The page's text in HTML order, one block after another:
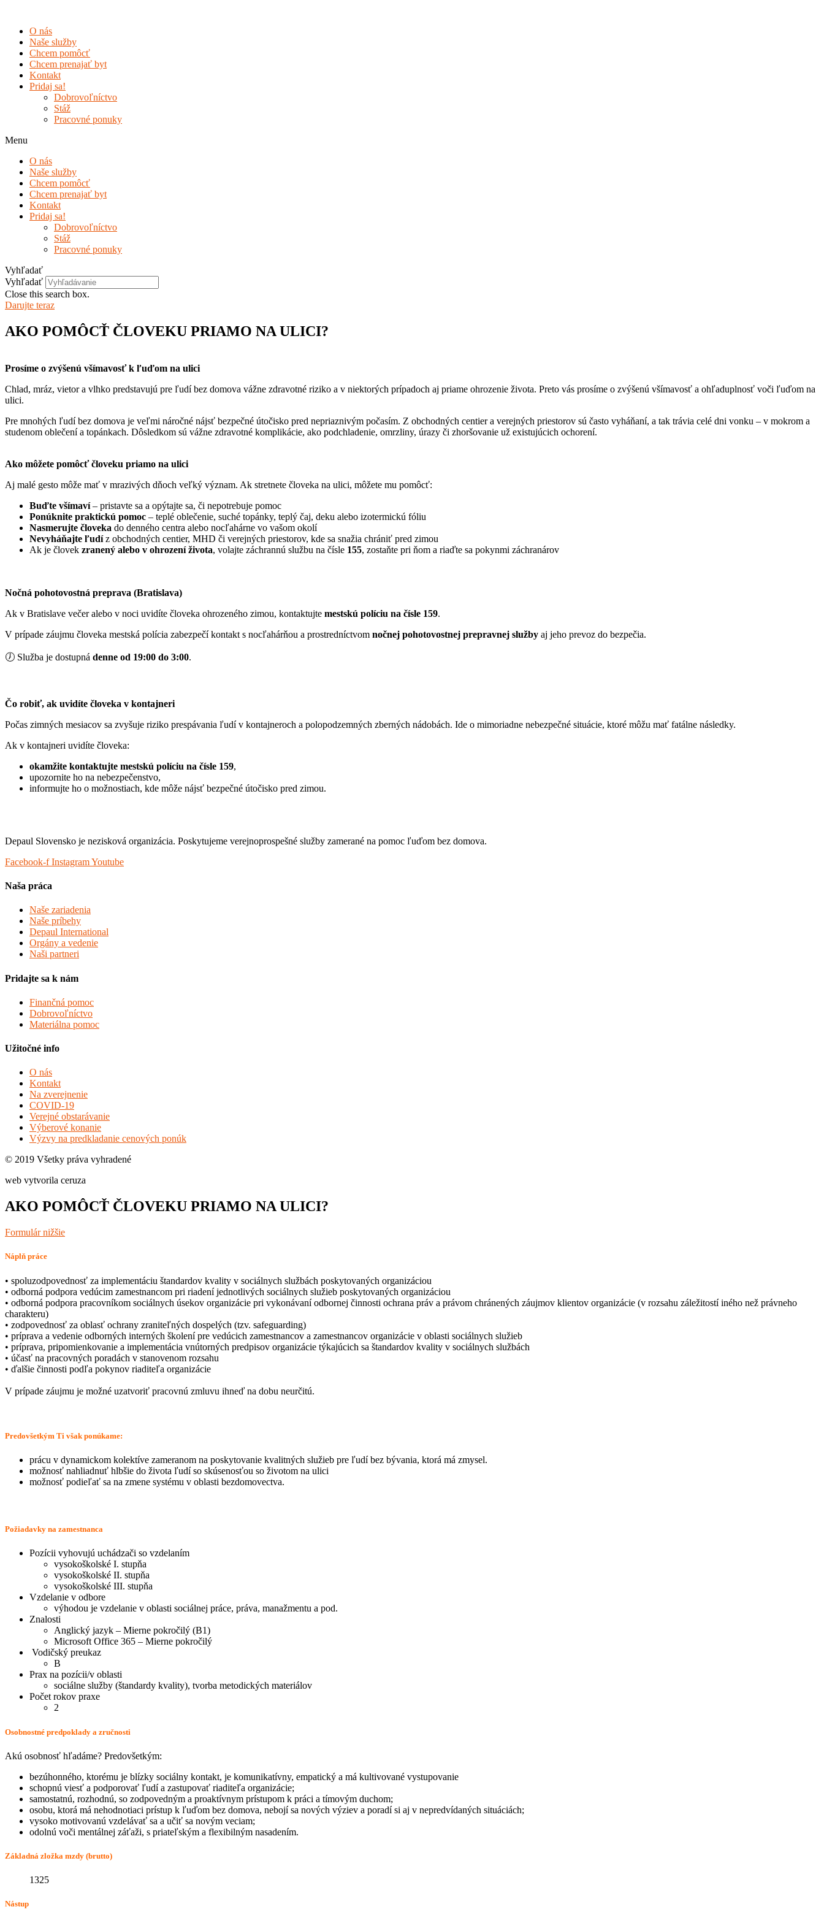
obsah
O nás
Naše služby
Chcem pomôcť
Chcem prenajať byt
Kontakt
Pridaj sa!
Dobrovoľníctvo
Stáž
Pracovné ponuky
Menu
O nás
Naše služby
Chcem pomôcť
Chcem prenajať byt
Kontakt
Pridaj sa!
Dobrovoľníctvo
Stáž
Pracovné ponuky
Vyhľadať
Vyhľadať
Close this search box.
Darujte teraz
AKO POMÔCŤ ČLOVEKU PRIAMO NA ULICI?
Prosíme o zvýšenú všímavosť k ľuďom na ulici
Chlad, mráz, vietor a vlhko predstavujú pre ľudí bez domova vážne zdravotné riziko a v niektorých prípadoch aj priame ohrozenie života. Preto vás prosíme o zvýšenú všímavosť a ohľaduplnosť voči ľuďom na
ulici.
Pre mnohých ľudí bez domova je veľmi náročné nájsť bezpečné útočisko pred nepriaznivým počasím. Z obchodných centier a verejných priestorov sú často vyháňaní, a tak trávia celé dni vonku – v mokrom a
studenom oblečení a topánkach. Dôsledkom sú vážne zdravotné komplikácie, ako podchladenie, omrzliny, úrazy či zhoršovanie už existujúcich ochorení.
Ako môžete pomôcť človeku priamo na ulici
Aj malé gesto môže mať v mrazivých dňoch veľký význam. Ak stretnete človeka na ulici, môžete mu pomôcť:
Buďte všímaví– pristavte sa a opýtajte sa, či nepotrebuje pomoc
Ponúknite praktickú pomoc – teplé oblečenie, suché topánky, teplý čaj, deku alebo izotermickú fóliu
Nasmerujte človeka do denného centra alebo nocľahárne vo vašom okolí
Nevyháňajte ľudíz obchodných centier, MHD či verejných priestorov, kde sa snažia chrániť pred zimou
Ak je človek zranený alebo v ohrození života, volajte záchrannú službu na čísle 155, zostaňte pri ňom a riaďte sa pokynmi záchranárov
Nočná pohotovostná preprava (Bratislava)
Ak v Bratislave večer alebo v noci uvidíte človeka ohrozeného zimou, kontaktujte mestskú políciu na čísle 159.
V prípade záujmu človeka mestská polícia zabezpečí kontakt s nocľahárňou a prostredníctvom nočnej pohotovostnej prepravnej služby aj jeho prevoz do bezpečia.
🕖 Služba je dostupná denne od 19:00 do 3:00.
Čo robiť, ak uvidíte človeka v kontajneri
Počas zimných mesiacov sa zvyšuje riziko prespávania ľudí v kontajneroch a polopodzemných zberných nádobách. Ide o mimoriadne nebezpečné situácie, ktoré môžu mať fatálne následky.
Ak v kontajneri uvidíte človeka:
okamžite kontaktujte mestskú políciu na čísle 159,
upozornite ho na nebezpečenstvo,
informujte ho o možnostiach, kde môže nájsť bezpečné útočisko pred zimou.
Depaul Slovensko je nezisková organizácia. Poskytujeme verejnoprospešné služby zamerané na pomoc ľuďom bez domova.
Facebook-f InstagramYoutube
Naša práca
Naše zariadenia
Naše príbehy
Depaul International
Orgány a vedenie
Naši partneri
Pridajte sa k nám
Finančná pomoc
Dobrovoľníctvo
Materiálna pomoc
Užitočné info
O nás
Kontakt
Na zverejnenie
COVID-19
Verejné obstarávanie
Výberové konanie
Výzvy na predkladanie cenových ponúk
© 2019 Všetky práva vyhradené
web vytvorila ceruza
AKO POMÔCŤ ČLOVEKU PRIAMO NA ULICI?
Formulár nižšie
Náplň práce
• spoluzodpovednosť za implementáciu štandardov kvality v sociálnych službách poskytovaných organizáciou
• odborná podpora vedúcim zamestnancom pri riadení jednotlivých sociálnych služieb poskytovaných organizáciou
• odborná podpora pracovníkom sociálnych úsekov organizácie pri vykonávaní odbornej činnosti ochrana práv a právom chránených záujmov klientov organizácie (v rozsahu záležitostí iného než právneho
charakteru)
• zodpovednosť za oblasť ochrany zraniteľných dospelých (tzv. safeguarding)
• príprava a vedenie odborných interných školení pre vedúcich zamestnancov a zamestnancov organizácie v oblasti sociálnych služieb
• príprava, pripomienkovanie a implementácia vnútorných predpisov organizácie týkajúcich sa štandardov kvality v sociálnych službách
• účasť na pracovných poradách v stanovenom rozsahu
• ďalšie činnosti podľa pokynov riaditeľa organizácie
V prípade záujmu je možné uzatvoriť pracovnú zmluvu ihneď na dobu neurčitú.
Predovšetkým Ti však ponúkame:
prácu v dynamickom kolektíve zameranom na poskytovanie kvalitných služieb pre ľudí bez bývania, ktorá má zmysel.
možnosť nahliadnuť hlbšie do života ľudí so skúsenosťou so životom na ulici
možnosť podieľať sa na zmene systému v oblasti bezdomovectva.
Požiadavky na zamestnanca
Pozícii vyhovujú uchádzači so vzdelaním
vysokoškolské I. stupňa
vysokoškolské II. stupňa
vysokoškolské III. stupňa
Vzdelanie v odbore
výhodou je vzdelanie v oblasti sociálnej práce, práva, manažmentu a pod.
Znalosti
Anglický jazyk – Mierne pokročilý (B1)
Microsoft Office 365 – Mierne pokročilý
Vodičský preukaz
B
Prax na pozícii/v oblasti
sociálne služby (štandardy kvality), tvorba metodických materiálov
Počet rokov praxe
2
Osobnostné predpoklady a zručnosti
Akú osobnosť hľadáme? Predovšetkým:
bezúhonného, ktorému je blízky sociálny kontakt, je komunikatívny, empatický a má kultivované vystupovanie
schopnú viesť a podporovať ľudí a zastupovať riaditeľa organizácie;
samostatnú, rozhodnú, so zodpovedným a proaktívnym prístupom k práci a tímovým duchom;
osobu, ktorá má nehodnotiaci prístup k ľuďom bez domova, nebojí sa nových výziev a poradí si aj v nepredvídaných situáciách;
vysoko motivovanú vzdelávať sa a učiť sa novým veciam;
odolnú voči mentálnej záťaži, s priateľským a flexibilným nasadením.
Základná zložka mzdy (brutto)
1325
Nástup